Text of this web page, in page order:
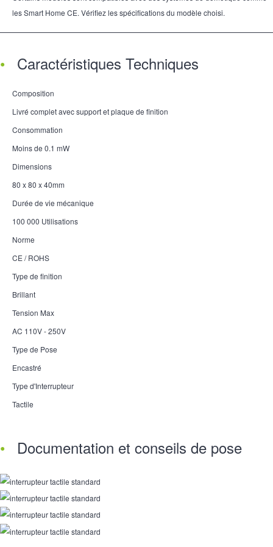
les Smart Home CE. Vérifiez les spécifications du modèle choisi.
Caractéristiques Techniques
Composition
Livré complet avec support et plaque de finition
Consommation
Moins de 0.1 mW
Dimensions
80 x 80 x 40mm
Durée de vie mécanique
100 000 Utilisations
Norme
CE / ROHS
Type de finition
Brillant
Tension Max
AC 110V - 250V
Type de Pose
Encastré
Type d'Interrupteur
Tactile
Documentation et conseils de pose